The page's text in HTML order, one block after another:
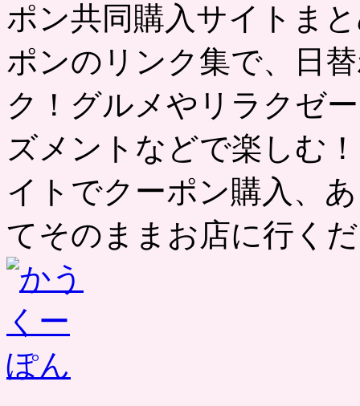
ポン共同購入サイトま
ポンのリンク集で、日
ク！グルメやリラクゼ
ズメントなどで楽しむ
イトでクーポン購入、
てそのままお店に行く